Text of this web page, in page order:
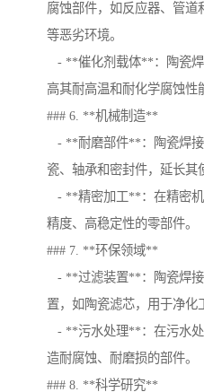
腐蚀部件，如反应器、管道
等恶劣环境。
- **催化剂载体**：陶瓷
高其耐高温和耐化学腐蚀性
### 6. **机械制造**
- **耐磨部件**：陶瓷焊
瓷、轴承和密封件，延长其
- **精密加工**：在精密
精度、高稳定性的零部件。
### 7. **环保领域**
- **过滤装置**：陶瓷焊
置，如陶瓷滤芯，用于净化
- **污水处理**：在污水处
造耐腐蚀、耐磨损的部件。
### 8. **科学研究**